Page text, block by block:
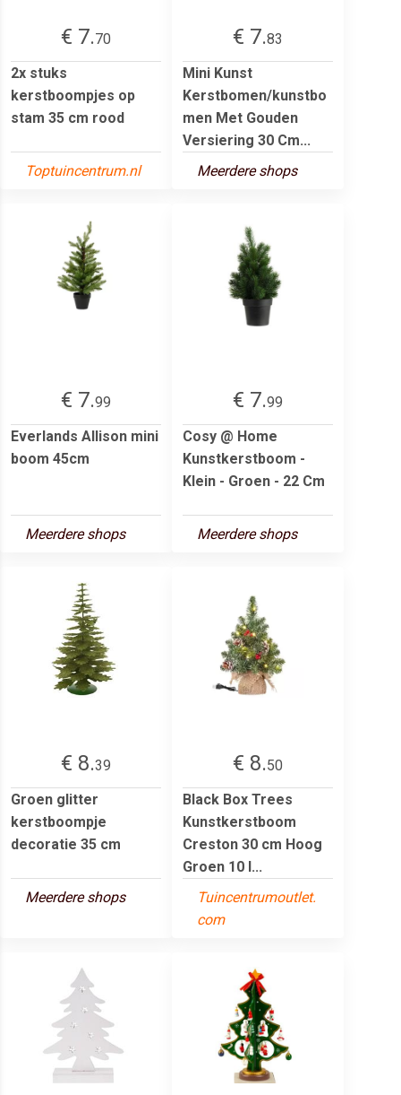
€ 7.70
2x stuks
kerstboompjes op
stam 35 cm rood
Toptuincentrum.nl
€ 7.83
Mini Kunst
Kerstbomen/kunstbo
men Met Gouden
Versiering 30 Cm...
Meerdere shops
€ 7.99
Everlands Allison mini
boom 45cm
Meerdere shops
€ 7.99
Cosy @ Home
Kunstkerstboom -
Klein - Groen - 22 Cm
Meerdere shops
€ 8.39
Groen glitter
kerstboompje
decoratie 35 cm
Meerdere shops
€ 8.50
Black Box Trees
Kunstkerstboom
Creston 30 cm Hoog
Groen 10 l...
Tuincentrumoutlet.
com